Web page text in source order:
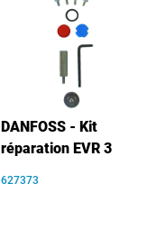
DANFOSS - Kit
réparation EVR 3
627373